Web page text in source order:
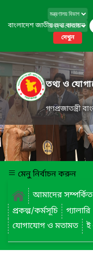
বাংলাদেশ জাতীয় তথ্য বাতায়ন
দেখুন
তথ্য ও
গণপ্রজাতন্ত্রী
মেনু নির্বাচন করুন
আমাদের সম্পর্কিত
প্রকল্প/কর্মসূচি
গ্যালারি
যোগাযোগ ও মতামত
ই